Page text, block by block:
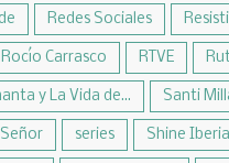
Redes Sociales
Rocío Carrasco RTVE
y La Vida de... Santi
Señor series Shine Iberia